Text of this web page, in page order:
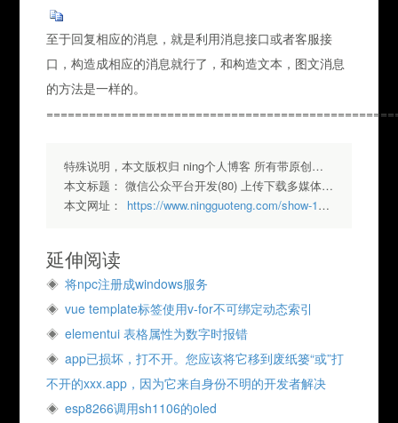
至于回复相应的消息，就是利用消息接口或者客服接
口，构造成相应的消息就行了，和构造文本，图文消息
的方法是一样的。
特殊说明，本文版权归 ning个人博客 所有带原创标签请勿转载，转载请注明出处.
本文标题：微信公众平台开发(80) 上传下载多媒体文件
本文网址：
https://www.ningguoteng.com/show-170.html
延伸阅读
将npc注册成windows服务
vue template标签使用v-for不可绑定动态索引
elementui 表格属性为数字时报错
app已损坏，打不开。您应该将它移到废纸篓“或”打
不开的xxx.app，因为它来自身份不明的开发者解决
esp8266调用sh1106的oled